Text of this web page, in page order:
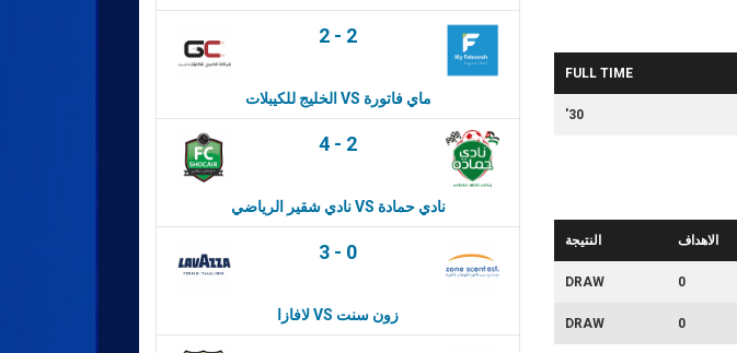
FULL TIME
30'
الاهداف النتيجة
0
DRAW
0
DRAW
2 - 2
الخليج للكيبلات VS ماي فاتورة
4 - 2
نادي شقير الرياضي VS نادي حمادة
3 - 0
لافازا VS زون سنت